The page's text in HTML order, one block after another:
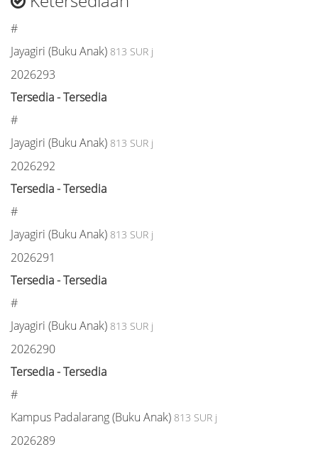
#
Jayagiri (Buku Anak) 813 SUR j
2026293
Tersedia - Tersedia
#
Jayagiri (Buku Anak) 813 SUR j
2026292
Tersedia - Tersedia
#
Jayagiri (Buku Anak) 813 SUR j
2026291
Tersedia - Tersedia
#
Jayagiri (Buku Anak) 813 SUR j
2026290
Tersedia - Tersedia
#
Kampus Padalarang (Buku Anak) 813 SUR j
2026289